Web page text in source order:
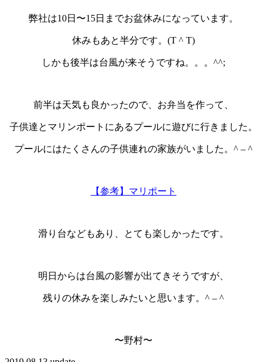
弊社は10日〜15日までお盆休みになっています。
休みもあと半分です。(T ^ T)
しかも後半は台風が来そうですね。。。^^;
前半は天気も良かったので、お弁当を作って、
子供達とマリンポートにあるプールに遊びに行きました。
プールにはたくさんの子供連れの家族がいました。^ – ^
【参考】マリポート
滑り台などもあり、とても楽しかったです。
明日からは台風の影響が出てきそうですが、
残りの休みを楽しみたいと思います。^ – ^
〜野村〜